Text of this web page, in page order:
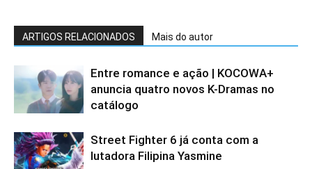
ARTIGOS RELACIONADOS Mais do autor
Entre romance e ação | KOCOWA+
anuncia quatro novos K-Dramas no
catálogo
Street Fighter 6 já conta com a
lutadora Filipina Yasmine